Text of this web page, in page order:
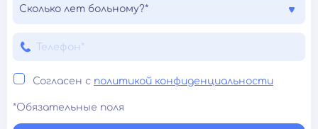
Сколько лет больному?*
Согласен с политикой конфиденциальности
*Обязательные поля